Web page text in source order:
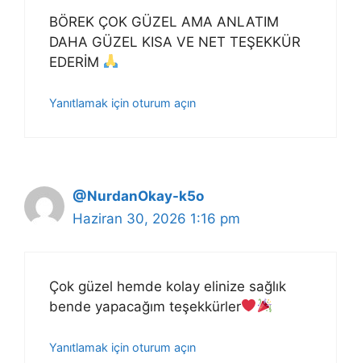
BÖREK ÇOK GÜZEL AMA ANLATIM
DAHA GÜZEL KISA VE NET TEŞEKKÜR
EDERİM
Yanıtlamak için oturum açın
@NurdanOkay-k5o
Haziran 30, 2026 1:16 pm
Çok güzel hemde kolay elinize sağlık
bende yapacağım teşekkürler
Yanıtlamak için oturum açın